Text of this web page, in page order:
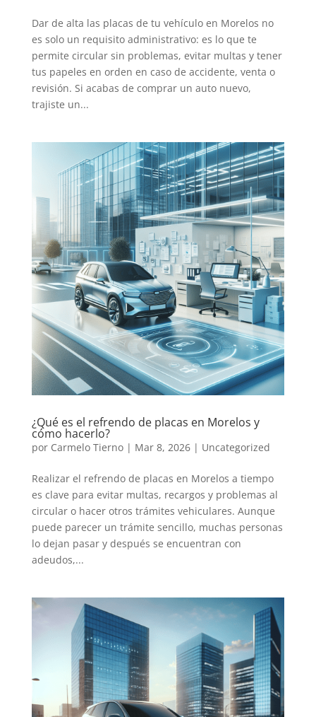
Dar de alta las placas de tu vehículo en Morelos no
es solo un requisito administrativo: es lo que te
permite circular sin problemas, evitar multas y tener
tus papeles en orden en caso de accidente, venta o
revisión. Si acabas de comprar un auto nuevo,
trajiste un...
¿Qué es el refrendo de placas en Morelos y
cómo hacerlo?
por Carmelo Tierno| Mar 8, 2026| Uncategorized
Realizar el refrendo de placas en Morelos a tiempo
es clave para evitar multas, recargos y problemas al
circular o hacer otros trámites vehiculares. Aunque
puede parecer un trámite sencillo, muchas personas
lo dejan pasar y después se encuentran con
adeudos,...